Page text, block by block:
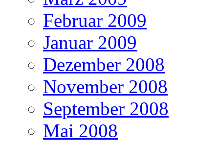
Februar 2009
Januar 2009
Dezember 2008
November 2008
September 2008
Mai 2008